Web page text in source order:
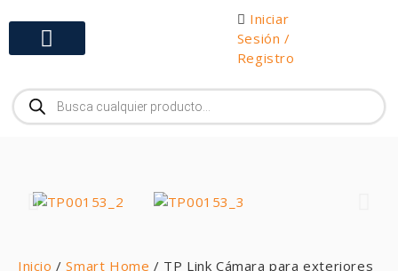
Iniciar
Sesión /
Registro
Inicio /Smart Home / TP Link Cámara para exteriores